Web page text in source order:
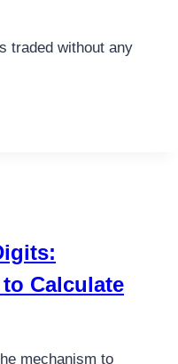
traded without any
Calculate
mechanism to